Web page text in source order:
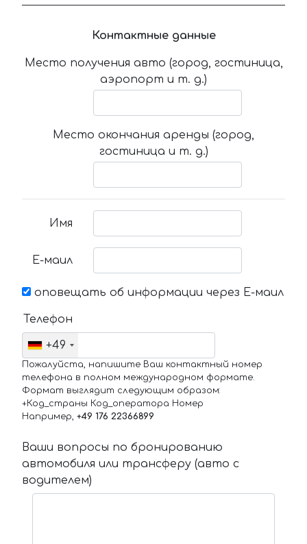
Контактные данные
Место получения авто (город, гостиница,
аэропорт и т. д.)
Место окончания аренды (город,
гостиница и т. д.)
Имя
Е-маил
оповещать об информации через Е-маил
Телефон
+49
Пожалуйста, напишите Ваш контактный номер
телефона в полном международном формате.
Формат выглядит следующим образом:
+Код_страны Код_оператора Номер
Например, +49 176 22366899
Ваши вопросы по бронированию
автомобиля или трансферу (авто с
водителем)